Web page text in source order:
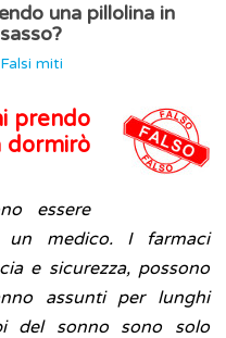
una pillolina in
Falsi miti
prendo
dormirò
essere
medico. I farmaci
e sicurezza, possono
assunti per lunghi
del sonno sono solo